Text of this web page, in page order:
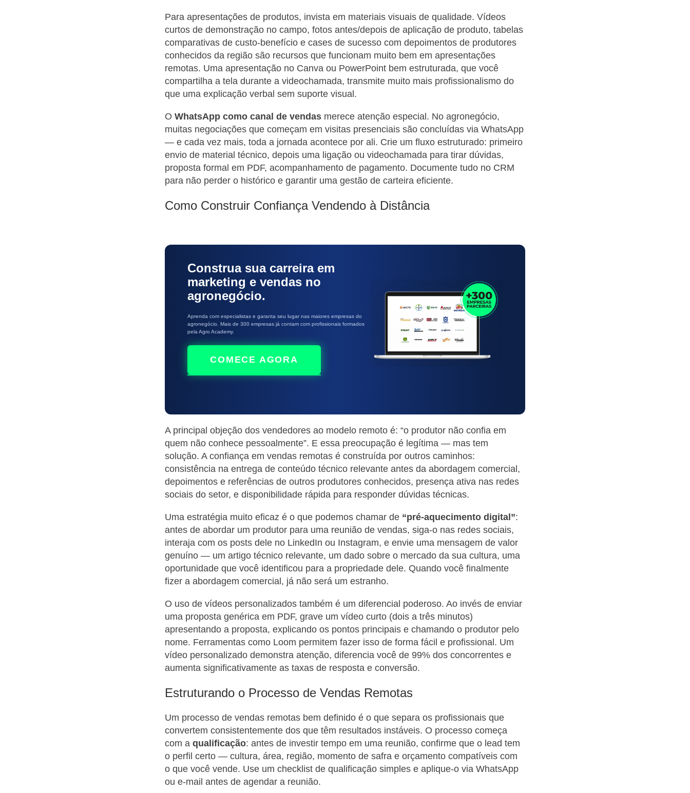
Para apresentações de produtos, invista em materiais visuais de qualidade. Vídeos
curtos de demonstração no campo, fotos antes/depois de aplicação de produto, tabelas
comparativas de custo-benefício e cases de sucesso com depoimentos de produtores
conhecidos da região são recursos que funcionam muito bem em apresentações
remotas. Uma apresentação no Canva ou PowerPoint bem estruturada, que você
compartilha a tela durante a videochamada, transmite muito mais profissionalismo do
que uma explicação verbal sem suporte visual.
OWhatsApp como canal de vendas merece atenção especial. No agronegócio,
muitas negociações que começam em visitas presenciais são concluídas via WhatsApp
— e cada vez mais, toda a jornada acontece por ali. Crie um fluxo estruturado: primeiro
envio de material técnico, depois uma ligação ou videochamada para tirar dúvidas,
proposta formal em PDF, acompanhamento de pagamento. Documente tudo no CRM
para não perder o histórico e garantir uma gestão de carteira eficiente.
Como Construir Confiança Vendendo à Distância
Construa sua carreira em
marketing e vendas no
agronegócio.
Aprenda com especialistas e garanta seu lugar nas maiores empresas do
agronegócio. Mais de 300 empresas já contam com profissionais formados
pela Agro Academy.
COMECE AGORA
A principal objeção dos vendedores ao modelo remoto é: “o produtor não confia em
quem não conhece pessoalmente”. E essa preocupação é legítima — mas tem
solução. A confiança em vendas remotas é construída por outros caminhos:
consistência na entrega de conteúdo técnico relevante antes da abordagem comercial,
depoimentos e referências de outros produtores conhecidos, presença ativa nas redes
sociais do setor, e disponibilidade rápida para responder dúvidas técnicas.
Uma estratégia muito eficaz é o que podemos chamar de “pré-aquecimento digital”:
antes de abordar um produtor para uma reunião de vendas, siga-o nas redes sociais,
interaja com os posts dele no LinkedIn ou Instagram, e envie uma mensagem de valor
genuíno — um artigo técnico relevante, um dado sobre o mercado da sua cultura, uma
oportunidade que você identificou para a propriedade dele. Quando você finalmente
fizer a abordagem comercial, já não será um estranho.
O uso de vídeos personalizados também é um diferencial poderoso. Ao invés de enviar
uma proposta genérica em PDF, grave um vídeo curto (dois a três minutos)
apresentando a proposta, explicando os pontos principais e chamando o produtor pelo
nome. Ferramentas como Loom permitem fazer isso de forma fácil e profissional. Um
vídeo personalizado demonstra atenção, diferencia você de 99% dos concorrentes e
aumenta significativamente as taxas de resposta e conversão.
Estruturando o Processo de Vendas Remotas
Um processo de vendas remotas bem definido é o que separa os profissionais que
convertem consistentemente dos que têm resultados instáveis. O processo começa
com aqualificação: antes de investir tempo em uma reunião, confirme que o lead tem
o perfil certo — cultura, área, região, momento de safra e orçamento compatíveis com
o que você vende. Use um checklist de qualificação simples e aplique-o via WhatsApp
ou e-mail antes de agendar a reunião.